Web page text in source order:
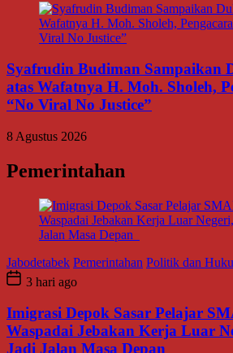
Syafrudin Budiman Sampaikan
atas Wafatnya H. Moh. Sholeh,
“No Viral No Justice”
8 Agustus 2026
Pemerintahan
Jabodetabek Pemerintahan Politik dan
3 hari ago
Imigrasi Depok Sasar Pelajar
Waspadai Jebakan Kerja Luar
Jadi Jalan Masa Depan